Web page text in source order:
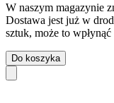
W naszym magazynie
Dostawa jest już w
sztuk, może to
Do koszyka